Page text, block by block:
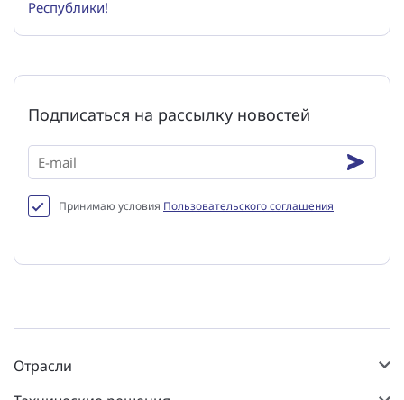
Республики!
Подписаться на рассылку новостей
Принимаю условия Пользовательского соглашения
Отрасли